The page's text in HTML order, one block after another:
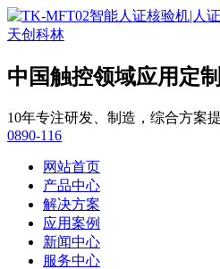
中国触控领域应用定
10年专注研发、制造，综合方案
0890-116
网站首页
产品中心
解决方案
应用案例
新闻中心
服务中心